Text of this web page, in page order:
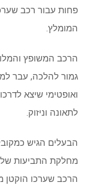
פחות עבור רכב
המומלץ.
הרכב המשופץ
גמור להלכה, עבר
ואופטימי שיצא
לתאונה וניזוק.
הבעלים הגיש
מחלקת התביעות
הרכב שערכו הוקטן